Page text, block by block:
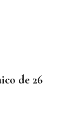
de 26